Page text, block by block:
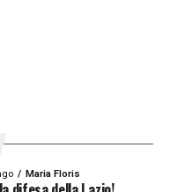
Maria Floris